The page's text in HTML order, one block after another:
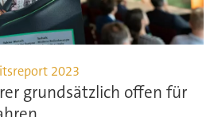
2023
grundsätzlich offen für